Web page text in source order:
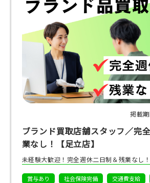
掲載
ブランド買取店舗スタッフ／完
業なし！【足立店】
未経験大歓迎！完全週休二日制＆残業なし！
賞与あり 社会保険完備 交通費支給